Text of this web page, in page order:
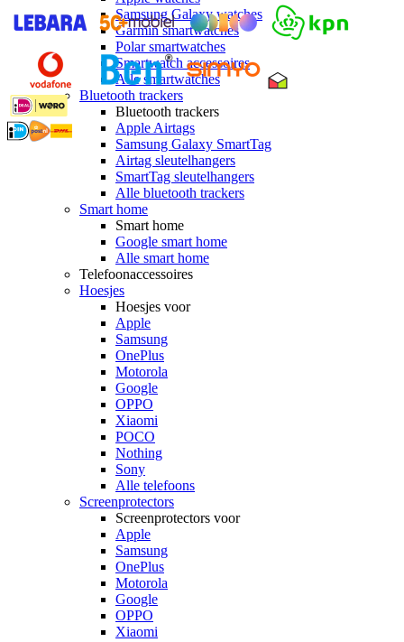
Samsung Galaxy watches
Garmin smartwatches
Polar smartwatches
Smartwatch accessoires
Alle smartwatches
Bluetooth trackers
Bluetooth trackers
Apple Airtags
Samsung Galaxy SmartTag
Airtag sleutelhangers
SmartTag sleutelhangers
Alle bluetooth trackers
Smart home
Smart home
Google smart home
Alle smart home
Telefoonaccessoires
Hoesjes
Hoesjes voor
Apple
Samsung
OnePlus
Motorola
Google
OPPO
Xiaomi
POCO
Nothing
Sony
Alle telefoons
Screenprotectors
Screenprotectors voor
Apple
Samsung
OnePlus
Motorola
Google
OPPO
Xiaomi